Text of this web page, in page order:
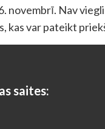
novembrī. Nav
kas var pateikt
saites: